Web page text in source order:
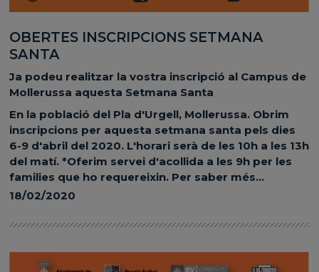
OBERTES INSCRIPCIONS SETMANA
SANTA
Ja podeu realitzar la vostra inscripció al Campus de
Mollerussa aquesta Setmana Santa
En la població del Pla d'Urgell, Mollerussa. Obrim
inscripcions per aquesta setmana santa pels dies
6-9 d'abril del 2020. L'horari serà de les 10h a les 13h
del matí. *Oferim servei d'acollida a les 9h per les
families que ho requereixin. Per saber més...
18/02/2020